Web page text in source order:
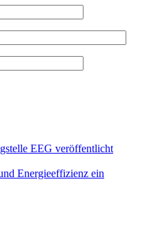
EEG veröffentlicht
Energieeffizienz ein